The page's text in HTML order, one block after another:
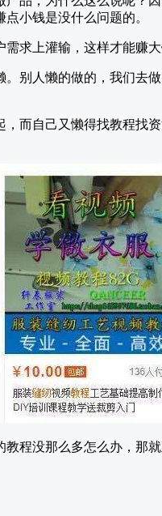
小钱是没什么问题的。
求上灌输，这样才能赚大
别人懒的做的，我们去
而自己又懒得找教程找
程没那么多怎么办，那